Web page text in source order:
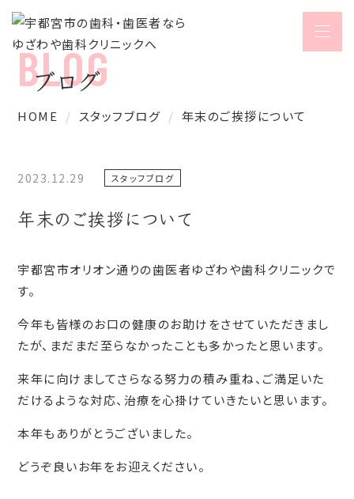
ブログ
HOME スタッフブログ 年末のご挨拶について
2023.12.29 スタッフブログ
年末のご挨拶について
宇都宮市オリオン通りの歯医者ゆざわや歯科クリニックで
す。
今年も皆様のお口の健康のお助けをさせていただきまし
たが、まだまだ至らなかったことも多かったと思います。
来年に向けましてさらなる努力の積み重ね、ご満足いた
だけるような対応、治療を心掛けていきたいと思います。
本年もありがとうございました。
どうぞ良いお年をお迎えください。